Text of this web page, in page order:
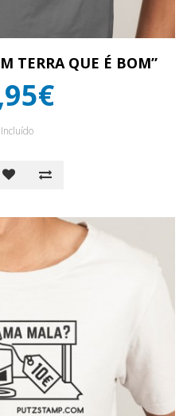
TERRA QUE É BOM”
Incluído